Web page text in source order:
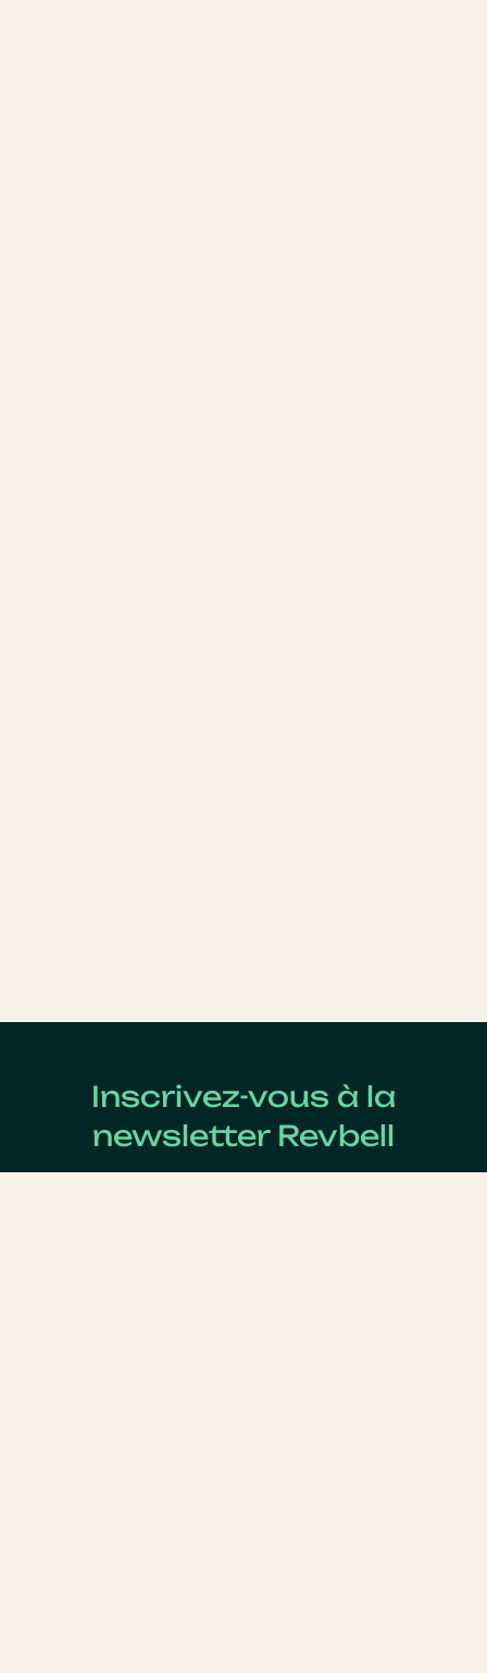
Inscrivez-vous à la
newsletter Revbell